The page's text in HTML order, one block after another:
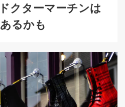
クターマーチンは
るかも